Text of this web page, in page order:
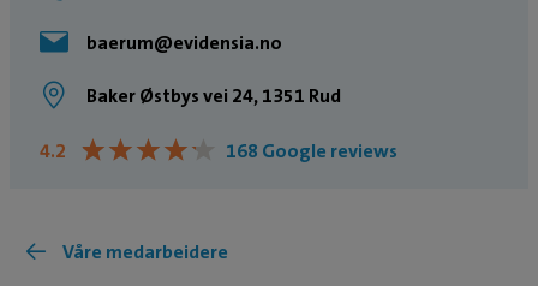
baerum@evidensia.no
Baker Østbys vei 24, 1351 Rud
4.2 ★★★★★
★★★★★ 168 Google reviews
Våre medarbeidere